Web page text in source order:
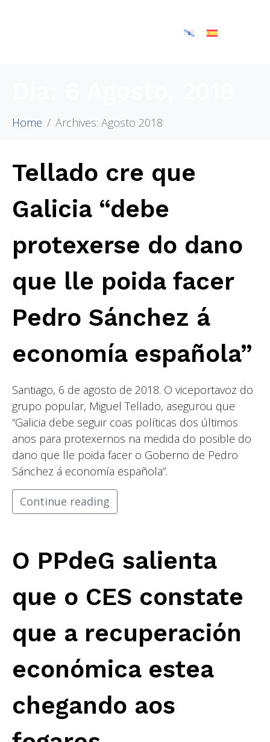
Home Archives: Agosto 2018
Tellado cre que
Galicia “debe
protexerse do dano
que lle poida facer
Pedro Sánchez á
economía española”
Santiago, 6 de agosto de 2018. O viceportavoz do
grupo popular, Miguel Tellado, asegurou que
“Galicia debe seguir coas políticas dos últimos
anos para protexernos na medida do posible do
dano que lle poida facer o Goberno de Pedro
Sánchez á economía española”.
Continue reading
O PPdeG salienta
que o CES constate
que a recuperación
económica estea
chegando aos